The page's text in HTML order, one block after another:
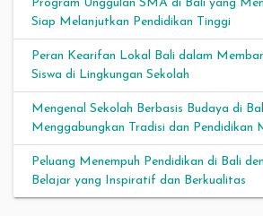
Program Unggulan SMA di Bali yang
Siap Melanjutkan Pendidikan Tinggi
Peran Kearifan Lokal Bali dalam
Siswa di Lingkungan Sekolah
Mengenal Sekolah Berbasis Budaya di
Menggabungkan Tradisi dan Pendidikan
Peluang Menempuh Pendidikan di Bali
Belajar yang Inspiratif dan Berkualitas